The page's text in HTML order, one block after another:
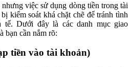
việc sử dụng dòng tiền trong tài
kiểm soát khá chặt chẽ để tránh tình
Dưới đây là các danh mục giao
bạn cần nắm rõ:
tiền vào tài khoản)